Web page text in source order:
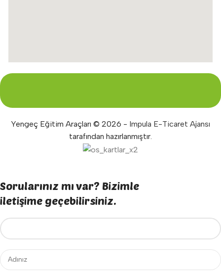
Yengeç Eğitim Araçları © 2026 - Impula E-Ticaret Ajansı
tarafından hazırlanmıştır.
Sorularınız mı var? Bizimle
iletişime geçebilirsiniz.